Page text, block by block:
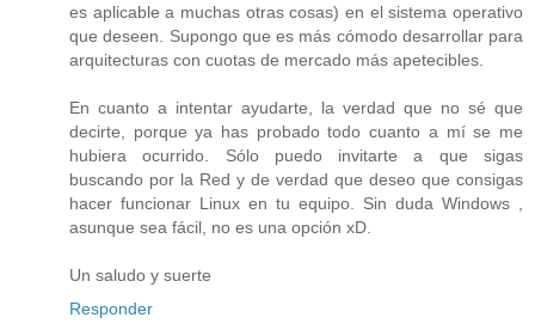
es aplicable a muchas otras cosas) en el sistema operativo
que deseen. Supongo que es más cómodo desarrollar para
arquitecturas con cuotas de mercado más apetecibles.
En cuanto a intentar ayudarte, la verdad que no sé que
decirte, porque ya has probado todo cuanto a mí se me
hubiera ocurrido. Sólo puedo invitarte a que sigas
buscando por la Red y de verdad que deseo que consigas
hacer funcionar Linux en tu equipo. Sin duda Windows ,
asunque sea fácil, no es una opción xD.
Un saludo y suerte
Responder